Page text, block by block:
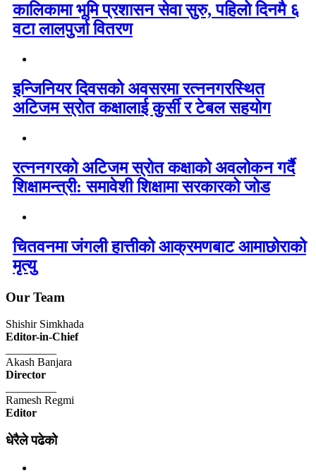
कालिकामा भूमि प्रशासन सेवा सुरु, पहिलो दिनमै ६
वटा लालपुर्जा वितरण
इन्जिनियर दिवसको अवसरमा रत्ननगरस्थित
अटिजम स्रोत कक्षालाई कुर्सी र टेबल सहयोग
रत्ननगरको अटिजम स्रोत कक्षाको अवलोकन गर्दै
शिक्षामन्त्री: समावेशी शिक्षामा सरकारको जोड
चितवनमा जंगली हात्तीको आक्रमणबाट आमाछोराको
मृत्यु
Our Team
Shishir Simkhada
Editor-in-Chief
Akash Banjara
Director
Ramesh Regmi
Editor
धेरैले पढेको